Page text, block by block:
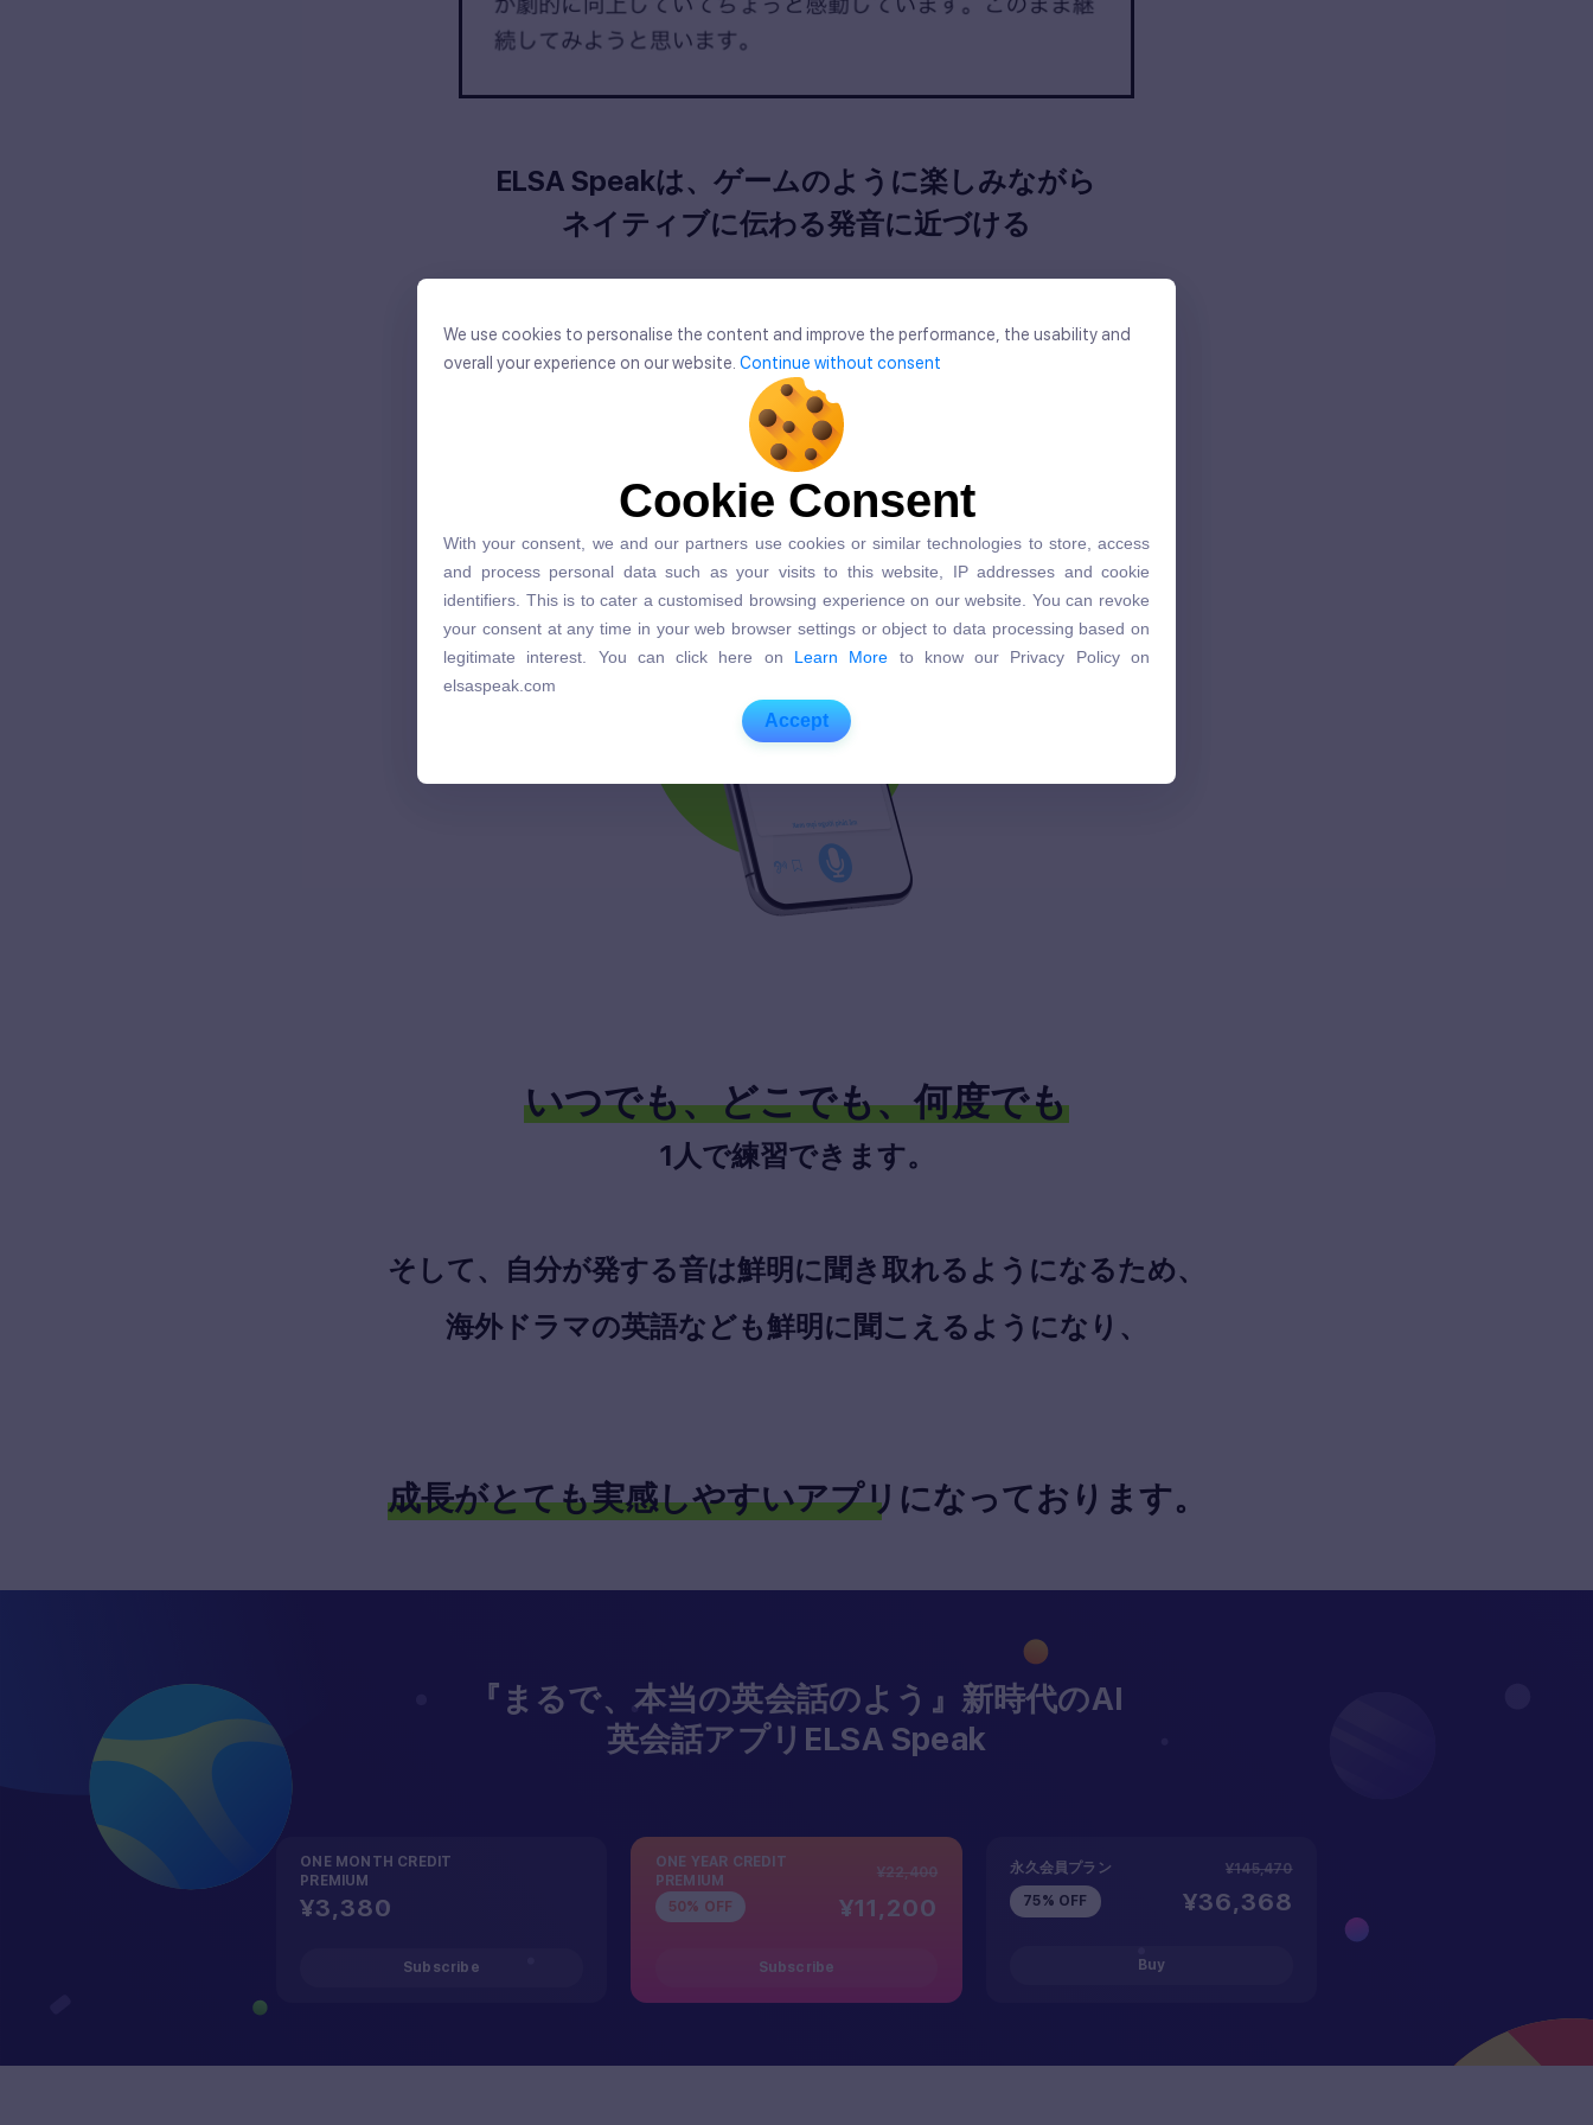
ELSA Speakは、ゲームのように楽しみながら
ネイティブに伝わる発音に近づける
この機能を使えばアプリが自分発音を採点し、
改善案を提案してくれるので
いつでも、どこでも、何度でも
1人で練習できます。
そして、自分が発する音は鮮明に聞き取れるようになるため、
海外ドラマの英語なども鮮明に聞こえるようになり、
成長がとても実感しやすいアプリになっております。
『まるで、本当の英会話のよう』新時代のAI
英会話アプリELSA Speak
ONE MONTH CREDIT
PREMIUM
¥3,380
Subscribe
ONE YEAR CREDIT
PREMIUM
¥22,400
50% OFF ¥11,200
Subscribe
永久会員プラン
¥145,470
75% OFF
¥36,368
Buy
We use cookies to personalise the content and improve the performance, the usability and
overall your experience on our website.
Continue without consent
Cookie Consent
and process personal data such as your visits to this website, IP addresses and cookie
identifiers. This is to cater a customised browsing experience on our website. You can revoke
your consent at any time in your web browser settings or object to data processing based on
legitimate interest. You can click here on
Learn More
to know our Privacy Policy on
elsaspeak.com
Accept
We use cookies to personalise the content and improve the performance, the usability and
overall your experience on our website. Continue without consent
Cookie Consent
With your consent, we and our partners use cookies or similar technologies to store, access
and process personal data such as your visits to this website, IP addresses and cookie
identifiers. This is to cater a customised browsing experience on our website. You can revoke
your consent at any time in your web browser settings or object to data processing based on
legitimate interest. You can click here on Learn More to know our Privacy Policy on
elsaspeak.com
Accept